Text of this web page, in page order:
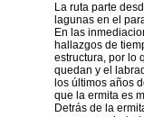
La ruta parte
lagunas en el
En las
hallazgos de
estructura, por lo
quedan y el
los últimos años
que la ermita es
Detrás de la